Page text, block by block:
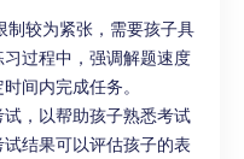
制较为紧张，需要孩子具
过程中，强调解题速度
间内完成任务。
，以帮助孩子熟悉考试
结果可以评估孩子的表